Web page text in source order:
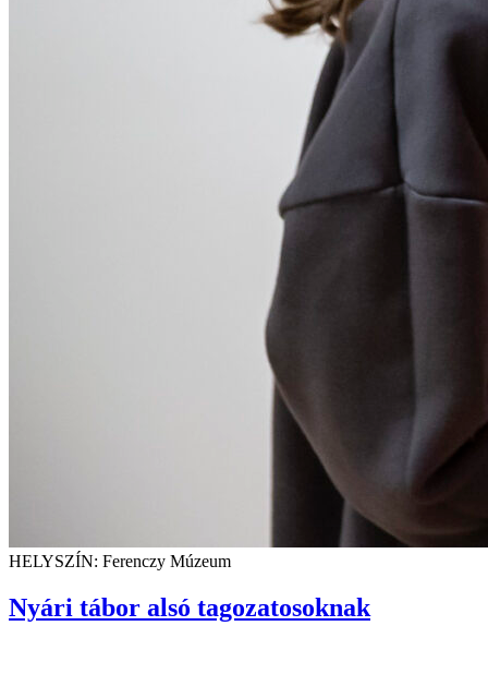
HELYSZÍN: Ferenczy Múzeum
Nyári tábor alsó tagozatosoknak